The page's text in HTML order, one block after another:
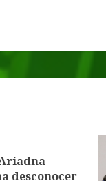
desconocer